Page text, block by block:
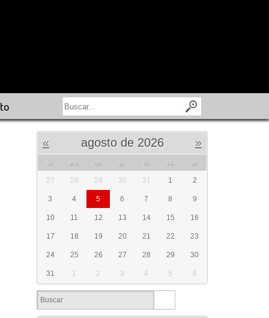
« agosto de 2026 »
lu. ma. mi. ju. vi. sá. do.
27 28 29 30 31 1 2
3 4 5 6 7 8 9
10 11 12 13 14 15 16
17 18 19 20 21 22 23
24 25 26 27 28 29 30
31 1 2 3 4 5 6